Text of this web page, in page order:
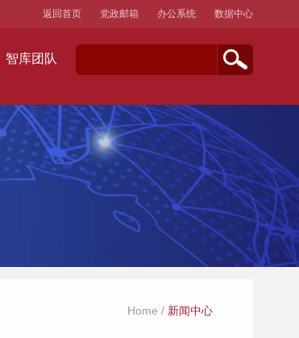
智库团队
返回首页 党政邮箱 办公系统 数据中心
Home / 新闻中心